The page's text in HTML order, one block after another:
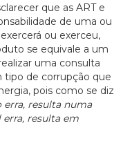
que as ART e
de uma ou
ou exerceu,
se equivale a um
uma consulta
tipo de corrupção que
pois como se diz
resulta numa
resulta em